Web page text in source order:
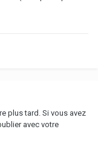
plus tard. Si vous avez
avec votre